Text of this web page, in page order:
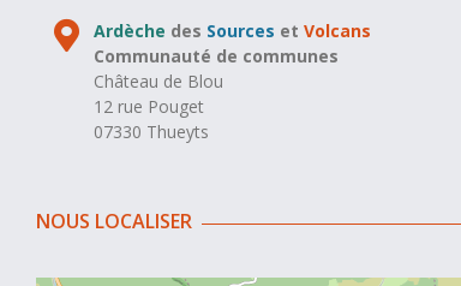
Ardèche des Sources etVolcans
Communauté de communes
Château de Blou
12 rue Pouget
07330 Thueyts
NOUS LOCALISER